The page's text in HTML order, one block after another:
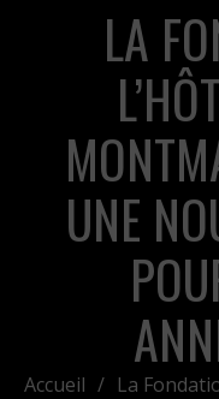
LA
UNE
Accueil / La